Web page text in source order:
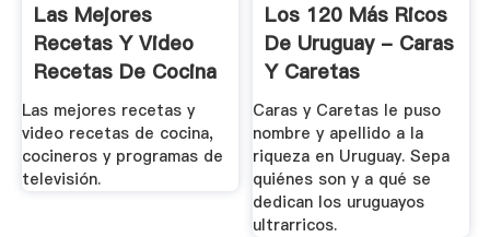
Las Mejores
Recetas Y Video
Recetas De Cocina
Y .
Las mejores recetas y
video recetas de cocina,
cocineros y programas de
televisión.
Los 120 Más Ricos
De Uruguay - Caras
Y Caretas
Caras y Caretas le puso
nombre y apellido a la
riqueza en Uruguay. Sepa
quiénes son y a qué se
dedican los uruguayos
ultrarricos.